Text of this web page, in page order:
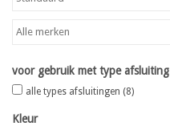
voor gebruik met type afsluiting
alle types afsluitingen (8)
Kleur